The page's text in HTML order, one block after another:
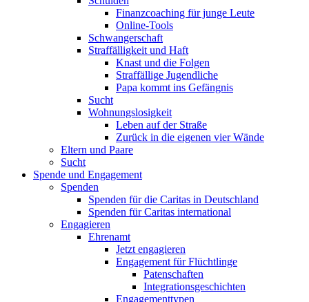
Finanzcoaching für junge Leute
Online-Tools
Schwangerschaft
Straffälligkeit und Haft
Knast und die Folgen
Straffällige Jugendliche
Papa kommt ins Gefängnis
Sucht
Wohnungslosigkeit
Leben auf der Straße
Zurück in die eigenen vier Wände
Eltern und Paare
Sucht
Spende und Engagement
Spenden
Spenden für die Caritas in Deutschland
Spenden für Caritas international
Engagieren
Ehrenamt
Jetzt engagieren
Engagement für Flüchtlinge
Patenschaften
Integrationsgeschichten
Engagementtypen